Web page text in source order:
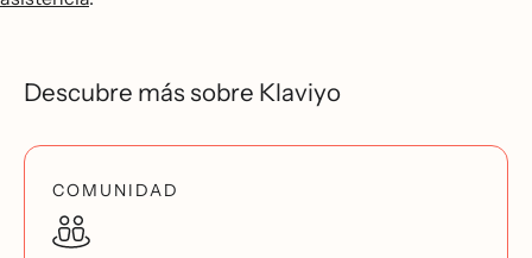
Descubre más sobre Klaviyo
COMUNIDAD